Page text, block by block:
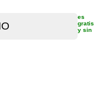
es
gratis
y sin